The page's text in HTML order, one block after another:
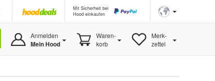
Mit Sicherheit bei
Hood einkaufen
Anmelden
Mein Hood
Waren-
korb
Merk-
zettel